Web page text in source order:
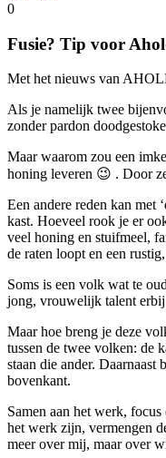
0
Fusie? Tip voor
Met het nieuws van
Als je namelijk twee
zonder pardon
Maar waarom zou een
honing leveren 😉 . Door
Een andere reden kan met
kast. Hoeveel rook je er
veel honing en stuifmeel,
de raten loopt en een
Soms is een volk wat te
jong, vrouwelijk talent
Maar hoe breng je deze
tussen de twee volken: de
staan die ander.
bovenkant.
Samen aan het werk,
het werk zijn, vermengen
meer over mij, maar over